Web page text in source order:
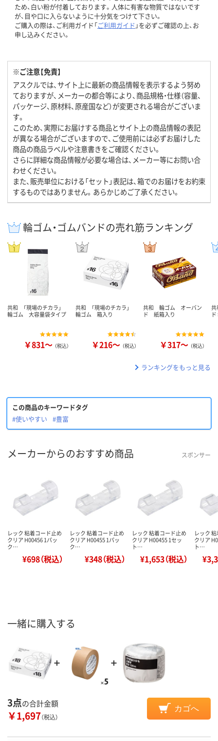
ため、白い粉が付着しております。人体に有害な物質ではないです
が、目や口に入らないように十分気をつけて下さい。
ご購入の際は、ご利用ガイド「ご利用ガイド 」を必ずご確認の上、お
申し込みください。
※ご注意【免責】
アスクルでは、サイト上に最新の商品情報を表示するよう努め
ておりますが、メーカーの都合等により、商品規格・仕様（容量、
パッケージ、原材料、原産国など）が変更される場合がございま
す。
このため、実際にお届けする商品とサイト上の商品情報の表記
が異なる場合がございますので、ご使用前には必ずお届けした
商品の商品ラベルや注意書きをご確認ください。
さらに詳細な商品情報が必要な場合は、メーカー等にお問い合
わせください。
また、販売単位における「セット」表記は、箱でのお届けをお約束
するものではありません。あらかじめご了承ください。
輪ゴム・ゴムバンドの売れ筋ランキング
共和 「現場のチカラ」
輪ゴム 大容量袋タイプ
￥831～ （税込）
共和 「現場のチカラ」
輪ゴム 箱入り
￥216～ （税込）
共和 輪ゴム オーバン
ド 紙箱入り
￥317～ （税込）
ランキングをもっと見る
この商品のキーワードタグ
#使いやすい
#豊富
メーカーからのおすすめ商品 スポンサー
レック 粘着コード止め
クリア H00456 1パッ
ク…
¥698（税込）
レック 粘着コード止め
クリア H00455 1パッ
ク…
¥348（税込）
レック 粘着コード止め
クリア H00455 1セッ
ト…
¥1,653（税込）
レック
クリア
ト…
一緒に購入する
3点の合計金額
￥1,697（税込）
カゴへ